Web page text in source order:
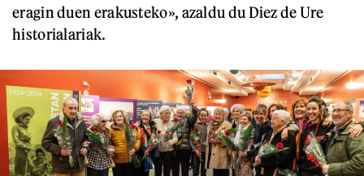
eragin duen erakusteko», azaldu du Diez de Ure
historialariak.